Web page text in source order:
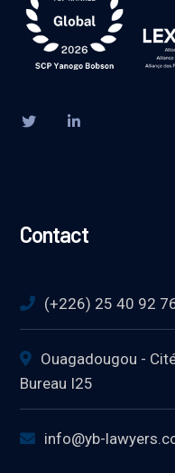
Contact
(+226) 25 40 92
Ouagadougou -
Bureau I25
info@yb-